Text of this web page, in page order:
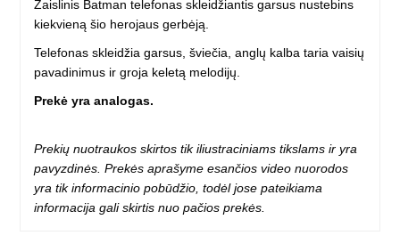
Žaislinis Batman telefonas skleidžiantis garsus nustebins
kiekvieną šio herojaus gerbėją.
Telefonas skleidžia garsus, šviečia, anglų kalba taria vaisių
pavadinimus ir groja keletą melodijų.
Prekė yra analogas.
Prekių nuotraukos skirtos tik iliustraciniams tikslams ir yra
pavyzdinės. Prekės aprašyme esančios video nuorodos
yra tik informacinio pobūdžio, todėl jose pateikiama
informacija gali skirtis nuo pačios prekės.